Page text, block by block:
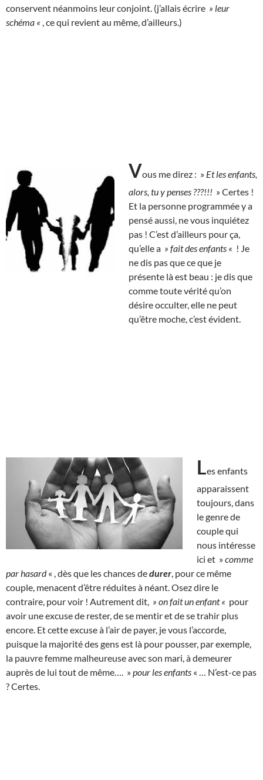
conservent néanmoins leur conjoint. (j’allais écrire » leur
schéma « , ce qui revient au même, d’ailleurs.)
Vous me direz : » Et les enfants,
alors, tu y penses ???!!! » Certes !
Et la personne programmée y a
pensé aussi, ne vous inquiétez
pas ! C’est d’ailleurs pour ça,
qu’elle a » fait des enfants « ! Je
ne dis pas que ce que je
présente là est beau : je dis que
comme toute vérité qu’on
désire occulter, elle ne peut
qu’être moche, c’est évident.
Les enfants
apparaissent
toujours, dans
le genre de
couple qui
nous intéresse
ici et »comme
par hasard« , dès que les chances dedurer , pour ce même
couple, menacent d’être réduites à néant. Osez dire le
contraire, pour voir ! Autrement dit, » on fait un enfant « pour
avoir une excuse de rester, de se mentir et de se trahir plus
encore. Et cette excuse à l’air de payer, je vous l’accorde,
puisque la majorité des gens est là pour pousser, par exemple,
la pauvre femme malheureuse avec son mari, à demeurer
auprès de lui tout de même…. »pour les enfants « … N’est-ce pas
? Certes.